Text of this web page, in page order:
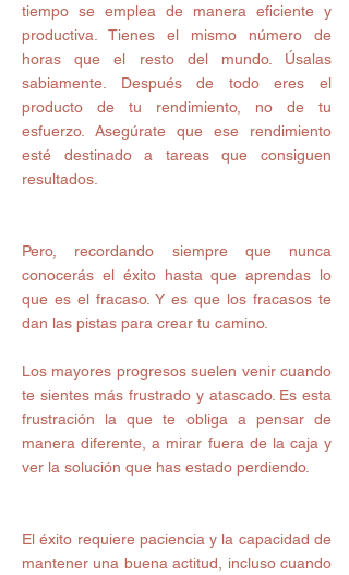
tiempo se emplea de manera eficiente y
productiva. Tienes el mismo número de
horas que el resto del mundo. Úsalas
sabiamente. Después de todo eres el
producto de tu rendimiento, no de tu
esfuerzo. Asegúrate que ese rendimiento
esté destinado a tareas que consiguen
resultados.
Pero, recordando siempre que nunca
conocerás el éxito hasta que aprendas lo
que es el fracaso. Y es que los fracasos te
dan las pistas para crear tu camino.
Los mayores progresos suelen venir cuando
te sientes más frustrado y atascado. Es esta
frustración la que te obliga a pensar de
manera diferente, a mirar fuera de la caja y
ver la solución que has estado perdiendo.
El éxito requiere paciencia y la capacidad de
mantener una buena actitud, incluso cuando